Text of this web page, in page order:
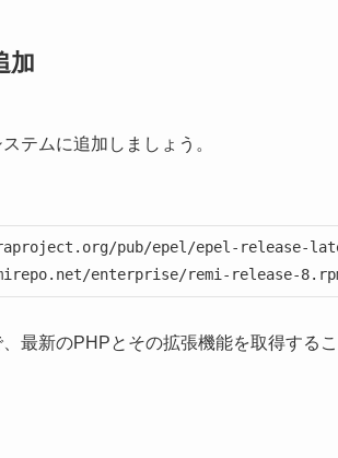
加
テムに追加しましょう。
pub/epel/epel-release-
enterprise/remi-release-
最新のPHPとその拡張機能を取得するこ